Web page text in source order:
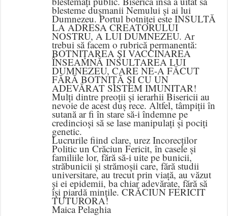
blesteme dușmanii Nemului și ai lui
Dumnezeu. Portul botniței este INSULTĂ
LA ADRESA CREATORULUI
NOSTRU, A LUI DUMNEZEU. Ar
trebui să facem o rubrică permanentă:
BOTNIȚAREA ȘI VACCINAREA
ÎNSEAMNĂ INSULTAREA LUI
DUMNEZEU, CARE NE-A FĂCUT
FĂRĂ BOTNIȚĂ ȘI CU UN
ADEVĂRAT SISTEM IMUNITAR!
Mulți dintre preoții și ierarhii Bisericii au
nevoie de acest duș rece. Altfel, tâmpiții în
sutană ar fi în stare să-i îndemne pe
credincioși să se lase manipulați și pociți
genetic.
Lucrurile fiind clare, urez Incorecților
Politic un Crăciun Fericit, în casele și
familiile lor, fără să-i uite pe bunicii,
străbunicii și strămoșii care, fără studii
universitare, au trecut prin viață, au văzut
și ei epidemii, ba chiar adevărate, fără să
își piardă mințile. CRĂCIUN FERICIT
TUTURORA!
Maica Pelaghia